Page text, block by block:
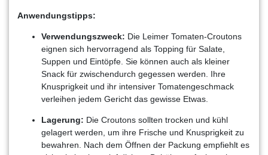
Anwendungstipps:
Verwendungszweck: Die Leimer Tomaten-Croutons
eignen sich hervorragend als Topping für Salate,
Suppen und Eintöpfe. Sie können auch als kleiner
Snack für zwischendurch gegessen werden. Ihre
Knusprigkeit und ihr intensiver Tomatengeschmack
verleihen jedem Gericht das gewisse Etwas.
Lagerung: Die Croutons sollten trocken und kühl
gelagert werden, um ihre Frische und Knusprigkeit zu
bewahren. Nach dem Öffnen der Packung empfiehlt es